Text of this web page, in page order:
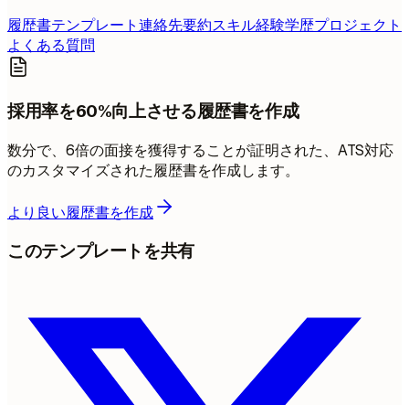
履歴書テンプレート連絡先要約スキル経験学歴プロジェクト
よくある質問
採用率を60%向上させる履歴書を作成
数分で、6倍の面接を獲得することが証明された、ATS対応
のカスタマイズされた履歴書を作成します。
より良い履歴書を作成
このテンプレートを共有